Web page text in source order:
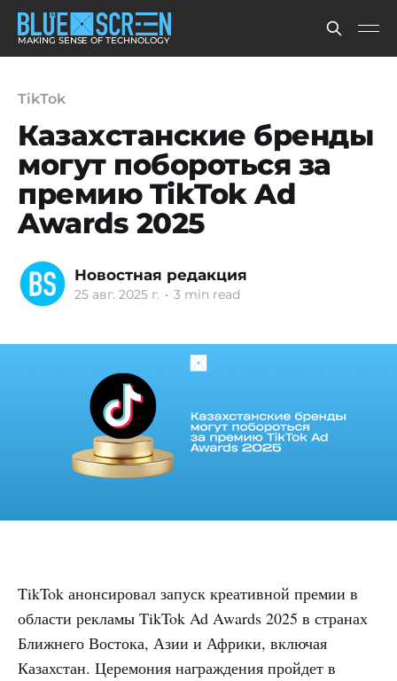
MAKING SENSE OF TECHNOLOGY
TikTok
Казахстанские бренды
могут побороться за
премию TikTok Ad
Awards 2025
Новостная редакция
25 авг. 2025 г. • 3 min read
TikTok анонсировал запуск креативной премии в
области рекламы TikTok Ad Awards 2025 в странах
Ближнего Востока, Азии и Африки, включая
Казахстан. Церемония награждения пройдет в